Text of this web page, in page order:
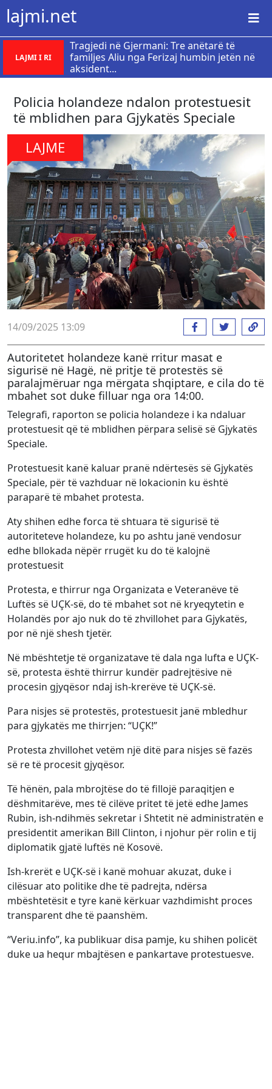
lajmi.net
LAJMI I RI
Tragjedi në Gjermani: Tre anëtarë të
familjes Aliu nga Ferizaj humbin jetën në
aksident...
Policia holandeze ndalon protestuesit
të mblidhen para Gjykatës Speciale
LAJME
14/09/2025 13:09
Autoritetet holandeze kanë rritur masat e
sigurisë në Hagë, në pritje të protestës së
paralajmëruar nga mërgata shqiptare, e cila do të
mbahet sot duke filluar nga ora 14:00.
Telegrafi, raporton se policia holandeze i ka ndaluar
protestuesit që të mblidhen përpara selisë së Gjykatës
Speciale.
Protestuesit kanë kaluar pranë ndërtesës së Gjykatës
Speciale, për të vazhduar në lokacionin ku është
paraparë të mbahet protesta.
Aty shihen edhe forca të shtuara të sigurisë të
autoriteteve holandeze, ku po ashtu janë vendosur
edhe bllokada nëpër rrugët ku do të kalojnë
protestuesit
Protesta, e thirrur nga Organizata e Veteranëve të
Luftës së UÇK-së, do të mbahet sot në kryeqytetin e
Holandës por ajo nuk do të zhvillohet para Gjykatës,
por në një shesh tjetër.
Në mbështetje të organizatave të dala nga lufta e UÇK-
së, protesta është thirrur kundër padrejtësive në
procesin gjyqësor ndaj ish-krerëve të UÇK-së.
Para nisjes së protestës, protestuesit janë mbledhur
para gjykatës me thirrjen: “UÇK!”
Protesta zhvillohet vetëm një ditë para nisjes së fazës
së re të procesit gjyqësor.
Të hënën, pala mbrojtëse do të fillojë paraqitjen e
dëshmitarëve, mes të cilëve pritet të jetë edhe James
Rubin, ish-ndihmës sekretar i Shtetit në administratën e
presidentit amerikan Bill Clinton, i njohur për rolin e tij
diplomatik gjatë luftës në Kosovë.
Ish-krerët e UÇK-së i kanë mohuar akuzat, duke i
cilësuar ato politike dhe të padrejta, ndërsa
mbështetësit e tyre kanë kërkuar vazhdimisht proces
transparent dhe të paanshëm.
“Veriu.info”, ka publikuar disa pamje, ku shihen policët
duke ua hequr mbajtësen e pankartave protestuesve.